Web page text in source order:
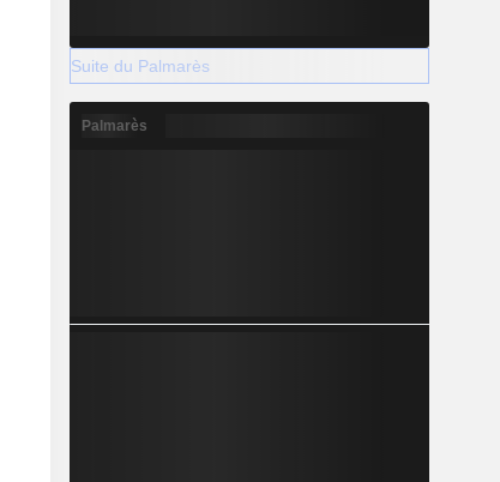
Suite du Palmarès
Palmarès